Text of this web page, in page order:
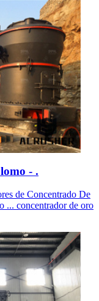
- .
de Concentrado De
... concentrador de oro